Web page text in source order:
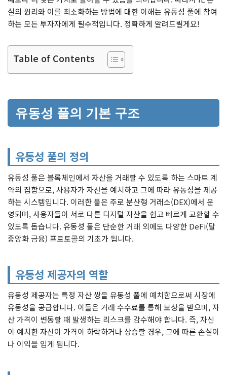
실의 원리와 이를 최소화하는 방법에 대한 이해는 유동성 풀에 참여
하는 모든 투자자에게 필수적입니다. 정확하게 알려드릴게요!
Table of Contents
유동성 풀의 기본 구조
유동성 풀의 정의
유동성 풀은 블록체인에서 자산을 거래할 수 있도록 하는 스마트 계
약의 집합으로, 사용자가 자산을 예치하고 그에 따라 유동성을 제공
하는 시스템입니다. 이러한 풀은 주로 분산형 거래소(DEX)에서 운
영되며, 사용자들이 서로 다른 디지털 자산을 쉽고 빠르게 교환할 수
있도록 돕습니다. 유동성 풀은 단순한 거래 외에도 다양한 DeFi(탈
중앙화 금융) 프로토콜의 기초가 됩니다.
유동성 제공자의 역할
유동성 제공자는 특정 자산 쌍을 유동성 풀에 예치함으로써 시장에
유동성을 공급합니다. 이들은 거래 수수료를 통해 보상을 받으며, 자
산 가격이 변동할 때 발생하는 리스크를 감수해야 합니다. 즉, 자신
이 예치한 자산이 가격이 하락하거나 상승할 경우, 그에 따른 손실이
나 이익을 입게 됩니다.